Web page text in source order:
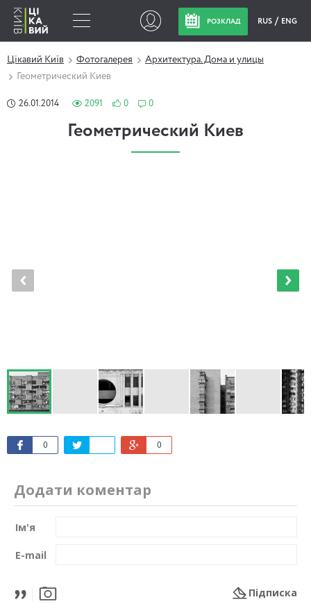
РОЗКЛАД RUS ENG
Цікавий Київ Фотогалерея
Архитектура. Дома и улицы
Геометрический Киев
26.01.2014 2091 0 0
Геометрический Киев
0 0
Додати коментар
Ім'я
E-mail
Підписка